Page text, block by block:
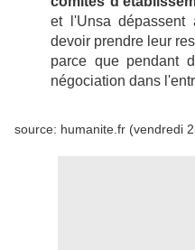
et l'Unsa
devoir prendre leur
parce que pendant
négociation dans
source: humanite.fr (vendredi